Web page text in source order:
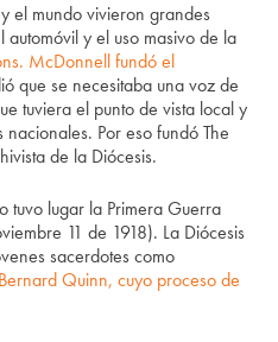
el mundo vivieron grandes
y el uso masivo de la
McDonnell fundó el
que se necesitaba una voz de
tuviera el punto de vista local y
Por eso fundó The
de la Diócesis.
tuvo lugar la Primera Guerra
11 de 1918). La Diócesis
sacerdotes como
Quinn, cuyo proceso de